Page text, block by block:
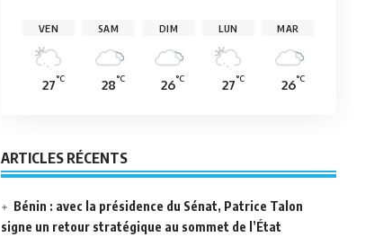
VEN
27°C
SAM
28°C
DIM
26°C
LUN
27°C
MAR
26°C
ARTICLES RÉCENTS
Bénin : avec la présidence du Sénat, Patrice Talon
signe un retour stratégique au sommet de l’État